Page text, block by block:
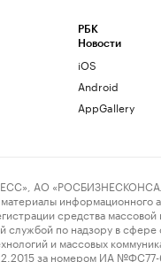
РБК
Новости
iOS
Android
AppGallery
АО
информационного
средства
службой по надзору в сфере
и массовых
за номером ИА №ФС77-